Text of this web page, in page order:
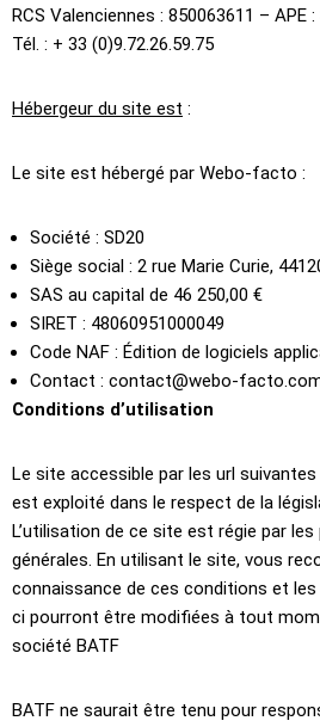
RCS Valenciennes : 850063611 – APE :
Tél. : + 33 (0)9.72.26.59.75
Hébergeur du site est :
Le site est hébergé par Webo-facto :
Société : SD20
Siège social : 2 rue Marie Curie,
SAS au capital de 46 250,00 €
SIRET : 48060951000049
Code NAF : Édition de logiciels
Contact : contact@webo-
Conditions d’utilisation
Le site accessible par les url
est exploité dans le respect de la
L’utilisation de ce site est régie par
générales. En utilisant le site, vous
connaissance de ces conditions et
ci pourront être modifiées à tout
société BATF
BATF ne saurait être tenu pour